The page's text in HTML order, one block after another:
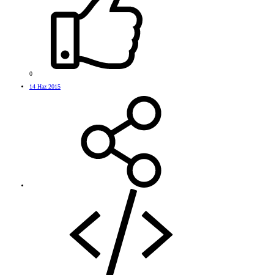
0
14 Haz 2015